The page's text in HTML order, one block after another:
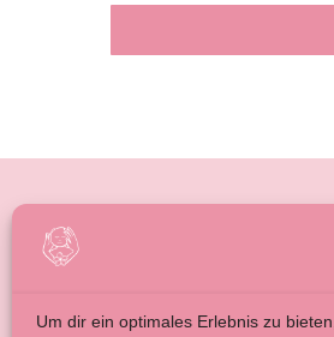
Um dir ein optimales Erlebnis zu
BABYMASSAGE FÜR